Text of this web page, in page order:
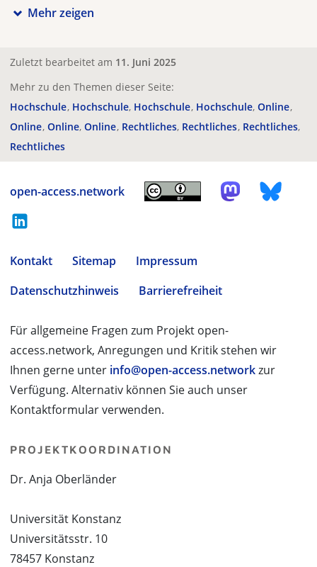
Mehr zeigen
Zuletzt bearbeitet am 11. Juni 2025
Mehr zu den Themen dieser Seite:
Hochschule Hochschule Hochschule Hochschule Online
Online Online Online Rechtliches Rechtliches Rechtliches
Rechtliches
open-access.network
Kontakt Sitemap
Impressum
Datenschutzhinweis
Barrierefreiheit
Für allgemeine Fragen zum Projekt open-
access.network, Anregungen und Kritik stehen wir
Ihnen gerne unter info@open-access.networkzur
Verfügung. Alternativ können Sie auch unser
Kontaktformular verwenden.
PROJEKTKOORDINATION
Dr. Anja Oberländer
Universität Konstanz
Universitätsstr. 10
78457 Konstanz